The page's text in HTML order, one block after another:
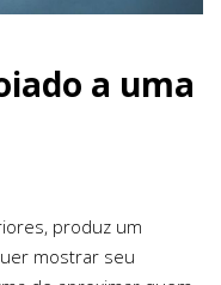
a uma
produz um
mostrar seu